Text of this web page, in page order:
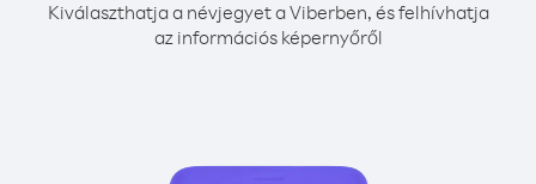
Kiválaszthatja a névjegyet a Viberben, és felhívhatja
az információs képernyőről